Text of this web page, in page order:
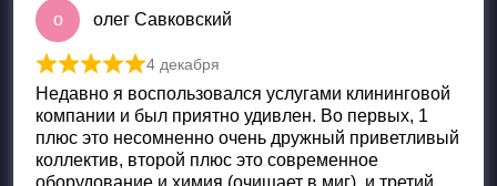
о олег Савковский
Оценка 5 из 5
4 декабря
Недавно я воспользовался услугами клининговой
компании и был приятно удивлен. Во первых, 1
плюс это несомненно очень дружный приветливый
коллектив, второй плюс это современное